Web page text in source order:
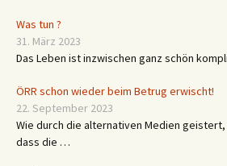
Was tun ?
31. März 2023
Das Leben ist inzwischen ganz schön
ÖRR schon wieder beim Betrug erwischt!
22. September 2023
Wie durch die alternativen Medien
dass die …